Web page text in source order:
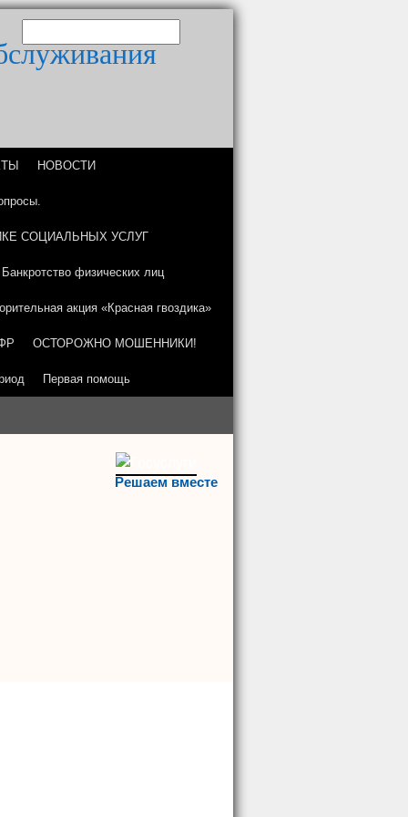
НОВОСТИ
СОЦИАЛЬНЫХ УСЛУГ
Банкротство физических лиц
акция «Красная гвоздика»
ОСТОРОЖНО МОШЕННИКИ!
Первая помощь
Решаем вместе